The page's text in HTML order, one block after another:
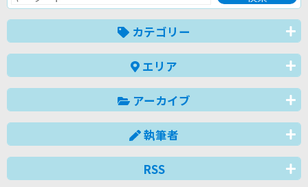
カテゴリー
エリア
アーカイブ
執筆者
RSS